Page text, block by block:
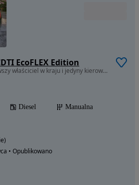
EcoFLEX Edition
1956 cm3 • 130 KM • Pierwszy właściciel w kraju i jedyny kierowca, bezwypadkowe.
Diesel
Manualna
• Opublikowano